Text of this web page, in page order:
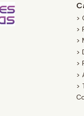
>
>
>
>
>
>
>